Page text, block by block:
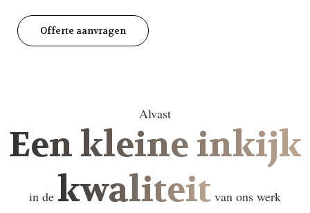
Offerte aanvragen
Alvast
Een kleine inkijk
in de kwaliteit van ons werk